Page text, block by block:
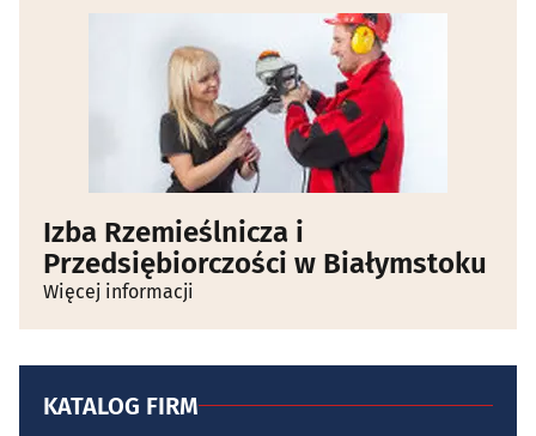
Izba Rzemieślnicza i
Przedsiębiorczości w Białymstoku
Więcej informacji
KATALOG FIRM